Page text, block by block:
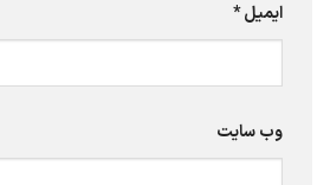
ایمیل*
وب‌ سایت